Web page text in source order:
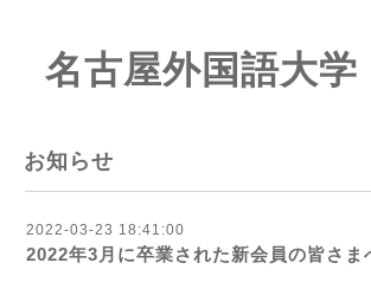
名古屋外国語大学
お知らせ
2022-03-23 18:41:00
2022年3月に卒業された新会員の皆さま